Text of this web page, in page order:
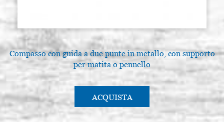
Compasso con guida a due punte in metallo, con supporto
per matita o pennello
ACQUISTA